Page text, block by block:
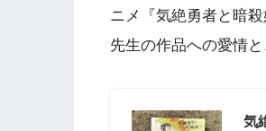
ニメ『気絶勇者と暗
先生の作品への愛情
気